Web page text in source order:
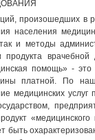
произошедших в
населения
и методы
помощь» - это
платной. По
медицинских
«медицинского